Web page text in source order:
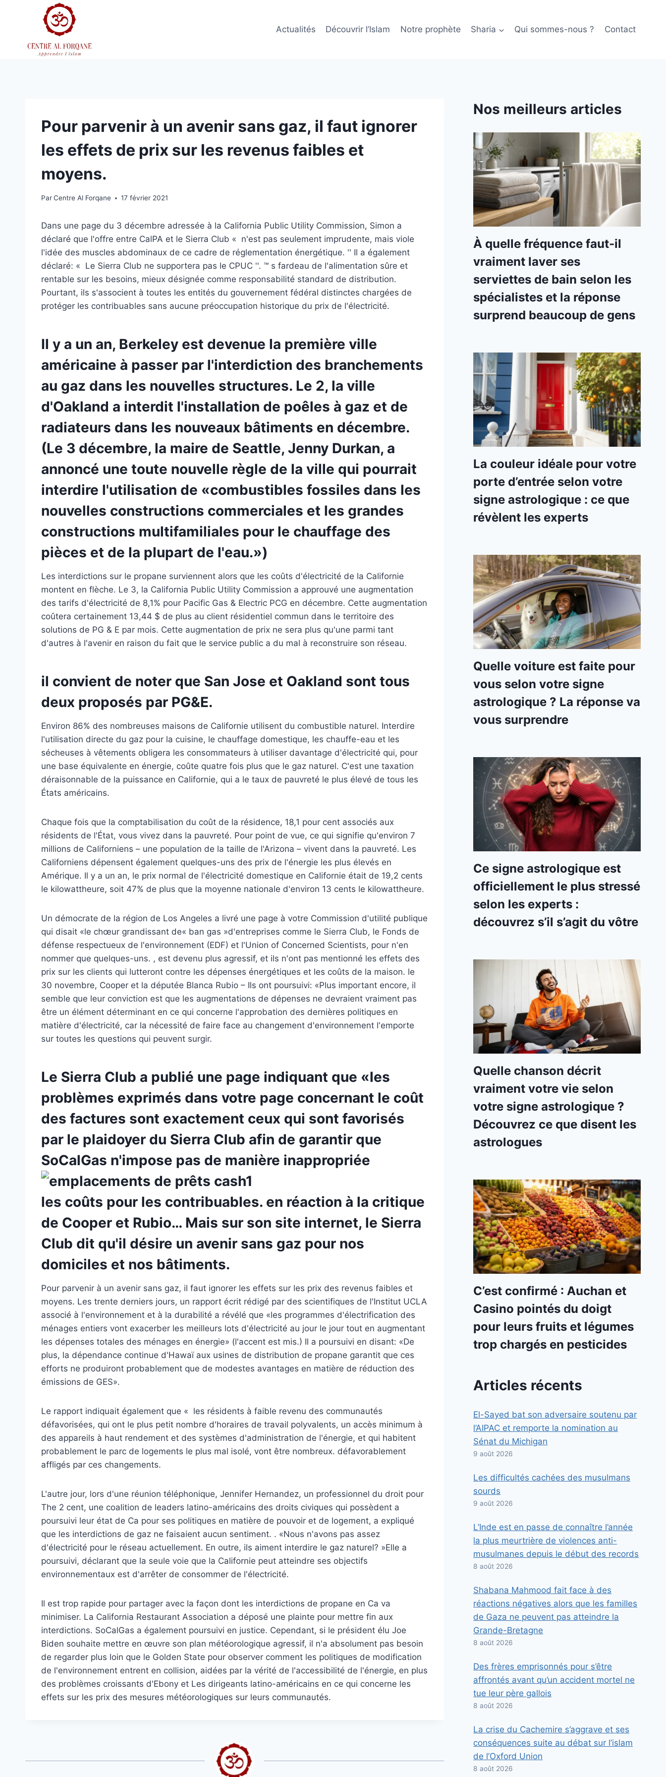
Actualités Découvrir l’Islam Notre prophète Sharia Qui sommes-nous ? Contact
Pour parvenir à un avenir sans gaz, il faut ignorer
les effets de prix sur les revenus faibles et
moyens.
ParCentre Al Forqane 17 février 2021
Dans une page du 3 décembre adressée à la California Public Utility Commission, Simon a
déclaré que l'offre entre CalPA et le Sierra Club « n'est pas seulement imprudente, mais viole
l'idée des muscles abdominaux de ce cadre de réglementation énergétique. '' Il a également
déclaré: « Le Sierra Club ne supportera pas le CPUC ''. ™ s fardeau de l'alimentation sûre et
rentable sur les besoins, mieux désignée comme responsabilité standard de distribution.
Pourtant, ils s'associent à toutes les entités du gouvernement fédéral distinctes chargées de
protéger les contribuables sans aucune préoccupation historique du prix de l'électricité.
Il y a un an, Berkeley est devenue la première ville
américaine à passer par l'interdiction des branchements
au gaz dans les nouvelles structures. Le 2, la ville
d'Oakland a interdit l'installation de poêles à gaz et de
radiateurs dans les nouveaux bâtiments en décembre.
(Le 3 décembre, la maire de Seattle, Jenny Durkan, a
annoncé une toute nouvelle règle de la ville qui pourrait
interdire l'utilisation de «combustibles fossiles dans les
nouvelles constructions commerciales et les grandes
constructions multifamiliales pour le chauffage des
pièces et de la plupart de l'eau.»)
Les interdictions sur le propane surviennent alors que les coûts d'électricité de la Californie
montent en flèche. Le 3, la California Public Utility Commission a approuvé une augmentation
des tarifs d'électricité de 8,1% pour Pacific Gas & Electric PCG en décembre. Cette augmentation
coûtera certainement 13,44 $ de plus au client résidentiel commun dans le territoire des
solutions de PG & E par mois. Cette augmentation de prix ne sera plus qu'une parmi tant
d'autres à l'avenir en raison du fait que le service public a du mal à reconstruire son réseau.
il convient de noter que San Jose et Oakland sont tous
deux proposés par PG&E.
Environ 86% des nombreuses maisons de Californie utilisent du combustible naturel. Interdire
l'utilisation directe du gaz pour la cuisine, le chauffage domestique, les chauffe-eau et les
sécheuses à vêtements obligera les consommateurs à utiliser davantage d'électricité qui, pour
une base équivalente en énergie, coûte quatre fois plus que le gaz naturel. C'est une taxation
déraisonnable de la puissance en Californie, qui a le taux de pauvreté le plus élevé de tous les
États américains.
Chaque fois que la comptabilisation du coût de la résidence, 18,1 pour cent associés aux
résidents de l'État, vous vivez dans la pauvreté. Pour point de vue, ce qui signifie qu'environ 7
millions de Californiens – une population de la taille de l'Arizona – vivent dans la pauvreté. Les
Californiens dépensent également quelques-uns des prix de l'énergie les plus élevés en
Amérique. Il y a un an, le prix normal de l'électricité domestique en Californie était de 19,2 cents
le kilowattheure, soit 47% de plus que la moyenne nationale d'environ 13 cents le kilowattheure.
Un démocrate de la région de Los Angeles a livré une page à votre Commission d'utilité publique
qui disait «le chœur grandissant de« ban gas »d'entreprises comme le Sierra Club, le Fonds de
défense respectueux de l'environnement (EDF) et l'Union of Concerned Scientists, pour n'en
nommer que quelques-uns. , est devenu plus agressif, et ils n'ont pas mentionné les effets des
prix sur les clients qui lutteront contre les dépenses énergétiques et les coûts de la maison. le
30 novembre, Cooper et la députée Blanca Rubio – Ils ont poursuivi: «Plus important encore, il
semble que leur conviction est que les augmentations de dépenses ne devraient vraiment pas
être un élément déterminant en ce qui concerne l'approbation des dernières politiques en
matière d'électricité, car la nécessité de faire face au changement d'environnement l'emporte
sur toutes les questions qui peuvent surgir.
Le Sierra Club a publié une page indiquant que «les
problèmes exprimés dans votre page concernant le coût
des factures sont exactement ceux qui sont favorisés
par le plaidoyer du Sierra Club afin de garantir que
SoCalGas n'impose pas de manière inappropriée
les coûts pour les contribuables. en réaction à la critique
de Cooper et Rubio… Mais sur son site internet, le Sierra
Club dit qu'il désire un avenir sans gaz pour nos
domiciles et nos bâtiments.
Pour parvenir à un avenir sans gaz, il faut ignorer les effets sur les prix des revenus faibles et
moyens. Les trente derniers jours, un rapport écrit rédigé par des scientifiques de l'Institut UCLA
associé à l'environnement et à la durabilité a révélé que «les programmes d'électrification des
ménages entiers vont exacerber les meilleurs lots d'électricité au jour le jour tout en augmentant
les dépenses totales des ménages en énergie» (l'accent est mis.) Il a poursuivi en disant: «De
plus, la dépendance continue d'Hawaï aux usines de distribution de propane garantit que ces
efforts ne produiront probablement que de modestes avantages en matière de réduction des
émissions de GES».
Le rapport indiquait également que « les résidents à faible revenu des communautés
défavorisées, qui ont le plus petit nombre d'horaires de travail polyvalents, un accès minimum à
des appareils à haut rendement et des systèmes d'administration de l'énergie, et qui habitent
probablement le parc de logements le plus mal isolé, vont être nombreux. défavorablement
affligés par ces changements.
L'autre jour, lors d'une réunion téléphonique, Jennifer Hernandez, un professionnel du droit pour
The 2 cent, une coalition de leaders latino-américains des droits civiques qui possèdent a
poursuivi leur état de Ca pour ses politiques en matière de pouvoir et de logement, a expliqué
que les interdictions de gaz ne faisaient aucun sentiment. . «Nous n'avons pas assez
d'électricité pour le réseau actuellement. En outre, ils aiment interdire le gaz naturel? »Elle a
poursuivi, déclarant que la seule voie que la Californie peut atteindre ses objectifs
environnementaux est d'arrêter de consommer de l'électricité.
Il est trop rapide pour partager avec la façon dont les interdictions de propane en Ca va
minimiser. La California Restaurant Association a déposé une plainte pour mettre fin aux
interdictions. SoCalGas a également poursuivi en justice. Cependant, si le président élu Joe
Biden souhaite mettre en œuvre son plan météorologique agressif, il n'a absolument pas besoin
de regarder plus loin que le Golden State pour observer comment les politiques de modification
de l'environnement entrent en collision, aidées par la vérité de l'accessibilité de l'énergie, en plus
des problèmes croissants d'Ebony et Les dirigeants latino-américains en ce qui concerne les
effets sur les prix des mesures météorologiques sur leurs communautés.
Nos meilleurs articles
À quelle fréquence faut-il
vraiment laver ses
serviettes de bain selon les
spécialistes et la réponse
surprend beaucoup de gens
La couleur idéale pour votre
porte d’entrée selon votre
signe astrologique : ce que
révèlent les experts
Quelle voiture est faite pour
vous selon votre signe
astrologique ? La réponse va
vous surprendre
Ce signe astrologique est
officiellement le plus stressé
selon les experts :
découvrez s’il s’agit du vôtre
Quelle chanson décrit
vraiment votre vie selon
votre signe astrologique ?
Découvrez ce que disent les
astrologues
C’est confirmé : Auchan et
Casino pointés du doigt
pour leurs fruits et légumes
trop chargés en pesticides
Articles récents
El-Sayed bat son adversaire soutenu par
l’AIPAC et remporte la nomination au
Sénat du Michigan
9 août 2026
Les difficultés cachées des musulmans
sourds
9 août 2026
L’Inde est en passe de connaître l’année
la plus meurtrière de violences anti-
musulmanes depuis le début des records
8 août 2026
Shabana Mahmood fait face à des
réactions négatives alors que les familles
de Gaza ne peuvent pas atteindre la
Grande-Bretagne
8 août 2026
Des frères emprisonnés pour s’être
affrontés avant qu’un accident mortel ne
tue leur père gallois
8 août 2026
La crise du Cachemire s’aggrave et ses
conséquences suite au débat sur l’islam
de l’Oxford Union
8 août 2026